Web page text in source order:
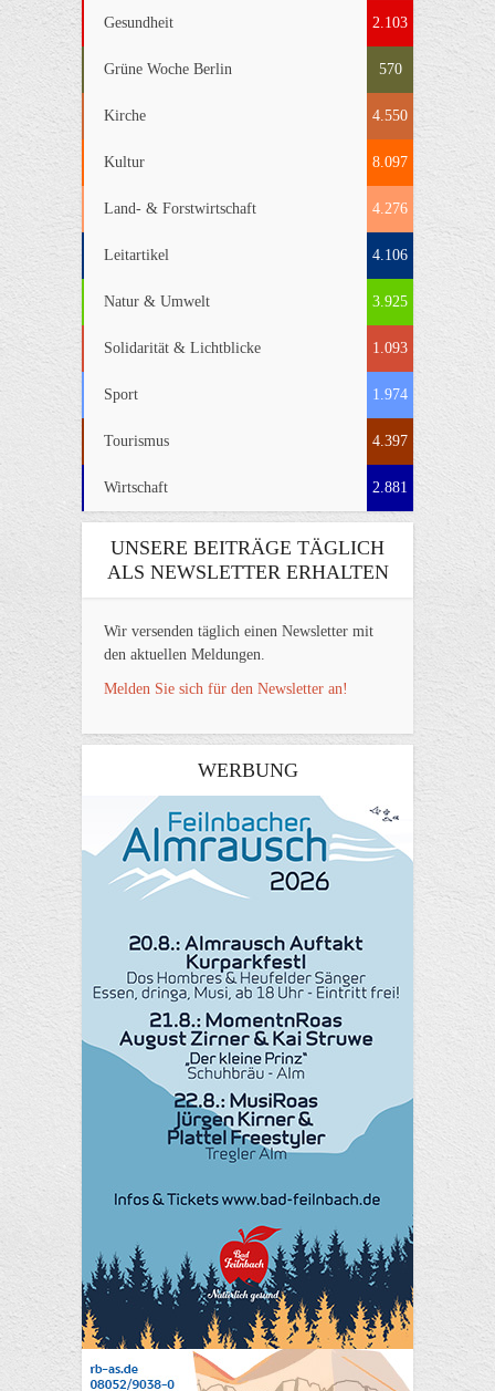
Gesundheit 2.103
Grüne Woche Berlin 570
Kirche 4.550
Kultur 8.097
Land- & Forstwirtschaft 4.276
Leitartikel 4.106
Natur & Umwelt 3.925
Solidarität & Lichtblicke 1.093
Sport 1.974
Tourismus 4.397
Wirtschaft 2.881
UNSERE BEITRÄGE TÄGLICH
ALS NEWSLETTER ERHALTEN
Wir versenden täglich einen Newsletter mit
den aktuellen Meldungen.
Melden Sie sich für den Newsletter an!
WERBUNG